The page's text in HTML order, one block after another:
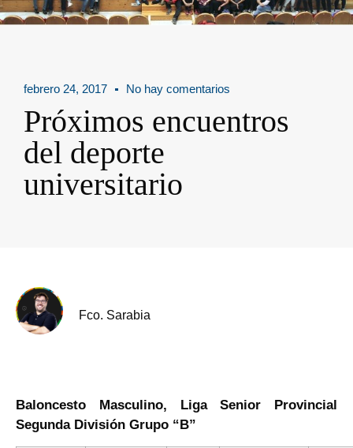
febrero 24, 2017 No hay comentarios
Próximos encuentros
del deporte
universitario
Fco. Sarabia
Baloncesto Masculino, Liga Senior Provincial
Segunda División Grupo “B”